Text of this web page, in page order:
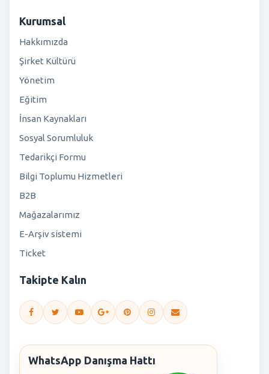
Kurumsal
Hakkımızda
Şirket Kültürü
Yönetim
Eğitim
İnsan Kaynakları
Sosyal Sorumluluk
Tedarikçi Formu
Bilgi Toplumu Hizmetleri
B2B
Mağazalarımız
E-Arşiv sistemi
Ticket
Takipte Kalın
WhatsApp Danışma Hattı